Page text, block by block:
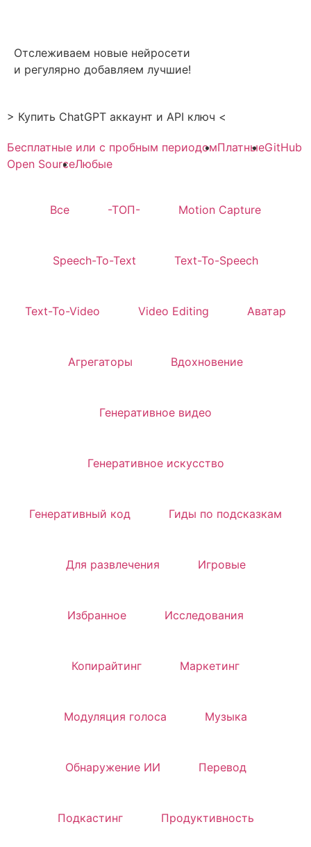
Отслеживаем новые нейросети
и регулярно добавляем лучшие!
> Купить ChatGPT аккаунт и API ключ <
Бесплатные или с пробным периодомПлатныеGitHub
Open SourceЛюбые
Все -ТОП- Motion Capture
Speech-To-Text Text-To-Speech
Text-To-Video Video Editing Аватар
Агрегаторы Вдохновение
Генеративное видео
Генеративное искусство
Генеративный код Гиды по подсказкам
Для развлечения Игровые
Избранное Исследования
Копирайтинг Маркетинг
Модуляция голоса Музыка
Обнаружение ИИ Перевод
Подкастинг Продуктивность